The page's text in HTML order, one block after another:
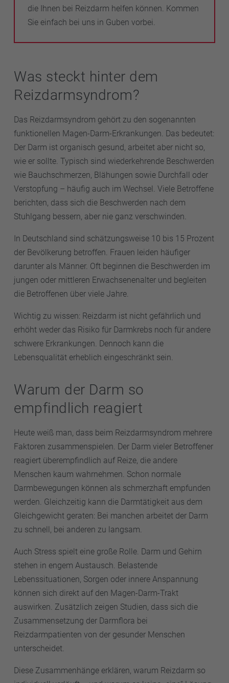
die Ihnen bei Reizdarm helfen können. Kommen
Sie einfach bei uns in Guben vorbei.
Was steckt hinter dem
Reizdarmsyndrom?
Das Reizdarmsyndrom gehört zu den sogenannten
funktionellen Magen-Darm-Erkrankungen. Das bedeutet:
Der Darm ist organisch gesund, arbeitet aber nicht so,
wie er sollte. Typisch sind wiederkehrende Beschwerden
wie Bauchschmerzen, Blähungen sowie Durchfall oder
Verstopfung – häufig auch im Wechsel. Viele Betroffene
berichten, dass sich die Beschwerden nach dem
Stuhlgang bessern, aber nie ganz verschwinden.
In Deutschland sind schätzungsweise 10 bis 15 Prozent
der Bevölkerung betroffen. Frauen leiden häufiger
darunter als Männer. Oft beginnen die Beschwerden im
jungen oder mittleren Erwachsenenalter und begleiten
die Betroffenen über viele Jahre.
Wichtig zu wissen: Reizdarm ist nicht gefährlich und
erhöht weder das Risiko für Darmkrebs noch für andere
schwere Erkrankungen. Dennoch kann die
Lebensqualität erheblich eingeschränkt sein.
Warum der Darm so
empfindlich reagiert
Heute weiß man, dass beim Reizdarmsyndrom mehrere
Faktoren zusammenspielen. Der Darm vieler Betroffener
reagiert überempfindlich auf Reize, die andere
Menschen kaum wahrnehmen. Schon normale
Darmbewegungen können als schmerzhaft empfunden
werden. Gleichzeitig kann die Darmtätigkeit aus dem
Gleichgewicht geraten: Bei manchen arbeitet der Darm
zu schnell, bei anderen zu langsam.
Auch Stress spielt eine große Rolle. Darm und Gehirn
stehen in engem Austausch. Belastende
Lebenssituationen, Sorgen oder innere Anspannung
können sich direkt auf den Magen-Darm-Trakt
auswirken. Zusätzlich zeigen Studien, dass sich die
Zusammensetzung der Darmflora bei
Reizdarmpatienten von der gesunder Menschen
unterscheidet.
Diese Zusammenhänge erklären, warum Reizdarm so